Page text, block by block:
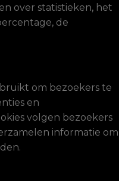
over statistieken, het
de
om bezoekers te
en
volgen bezoekers
informatie om